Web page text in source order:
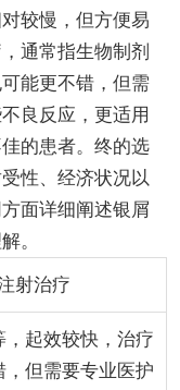
较慢，但方便易
通常指生物制剂
能更不错，但需
良反应，更适用
的患者。终的选
性、经济状况以
面详细阐述银屑
。
射治疗
，起效较快，治疗
，但需要专业医护